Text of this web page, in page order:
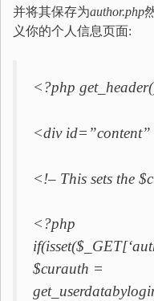
并将其保存为author.php
义你的个人信息页面:
<?php
<div
<!– This sets the
<?php
$curauth =